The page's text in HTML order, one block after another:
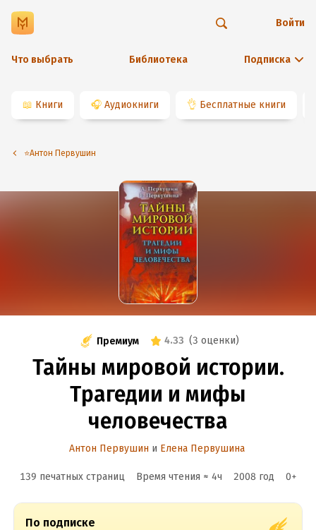
Что выбрать Библиотека Подписка
Войти
📖 Книги 🎧 Аудиокниги 👌 Бесплатные книги
⭐️Антон Первушин
Премиум 4.33 (3 оценки)
Тайны мировой истории.
Трагедии и мифы
человечества
Антон Первушин и Елена Первушина
139 печатных страниц Время чтения ≈ 4ч 2008 год 0+
По подписке